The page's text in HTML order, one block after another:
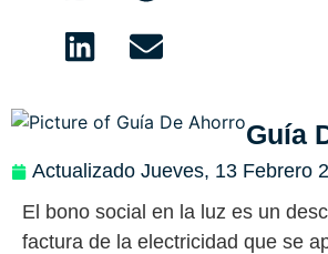
Guía
Actualizado Jueves, 13 Febrero
El bono social en la luz es un
factura de la electricidad que se